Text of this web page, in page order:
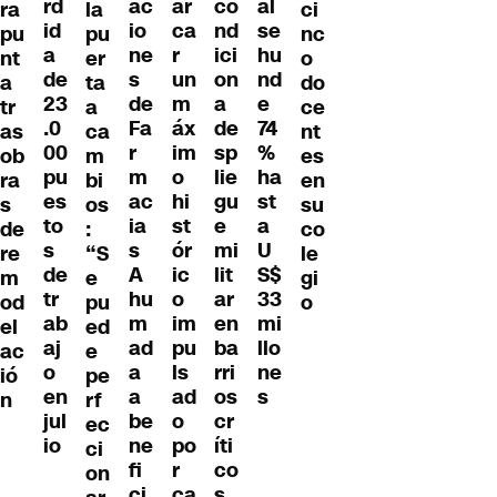
ra
pu
nt
a
tr
as
ob
ra
s
de
re
m
od
el
ac
ió
n
rd
id
a
de
23
.0
00
pu
es
to
s
de
tr
ab
aj
o
en
jul
io
la
pu
er
ta
a
ca
m
bi
os
:
“S
e
pu
ed
e
pe
rf
ec
ci
on
ac
io
ne
s
de
Fa
r
m
ac
ia
s
A
hu
m
ad
a
a
be
ne
fi
ar
ca
r
un
m
áx
im
o
hi
st
ór
ic
o
im
pu
ls
ad
o
po
r
co
nd
ici
on
a
de
sp
lie
gu
e
mi
lit
ar
en
ba
rri
os
cr
íti
co
al
se
hu
nd
e
74
%
ha
st
a
U
S$
33
mi
llo
ne
s
ci
nc
o
do
ce
nt
es
en
su
co
le
gi
o